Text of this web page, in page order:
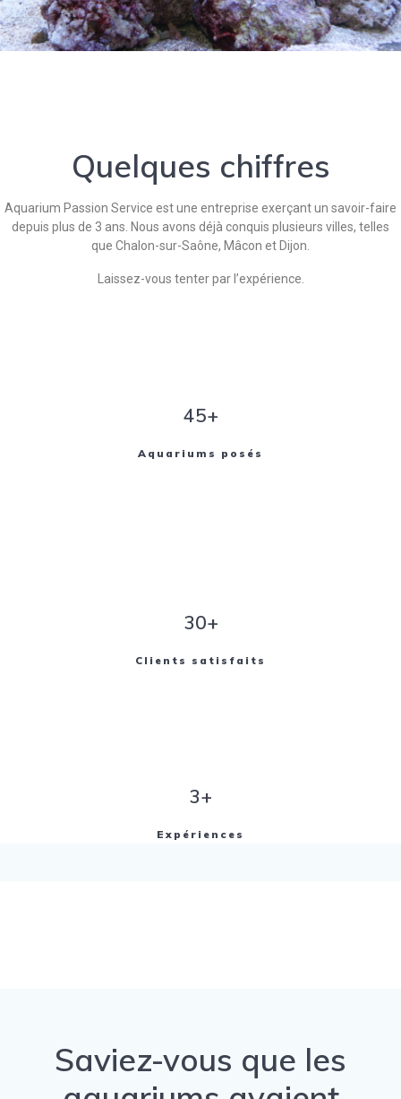
Quelques chiffres
Aquarium Passion Service est une entreprise exerçant un savoir-faire
depuis plus de 3 ans. Nous avons déjà conquis plusieurs villes, telles
que Chalon-sur-Saône, Mâcon et Dijon.
Laissez-vous tenter par l’expérience.
45+
Aquariums posés
30+
Clients satisfaits
3+
Expériences
Saviez-vous que les